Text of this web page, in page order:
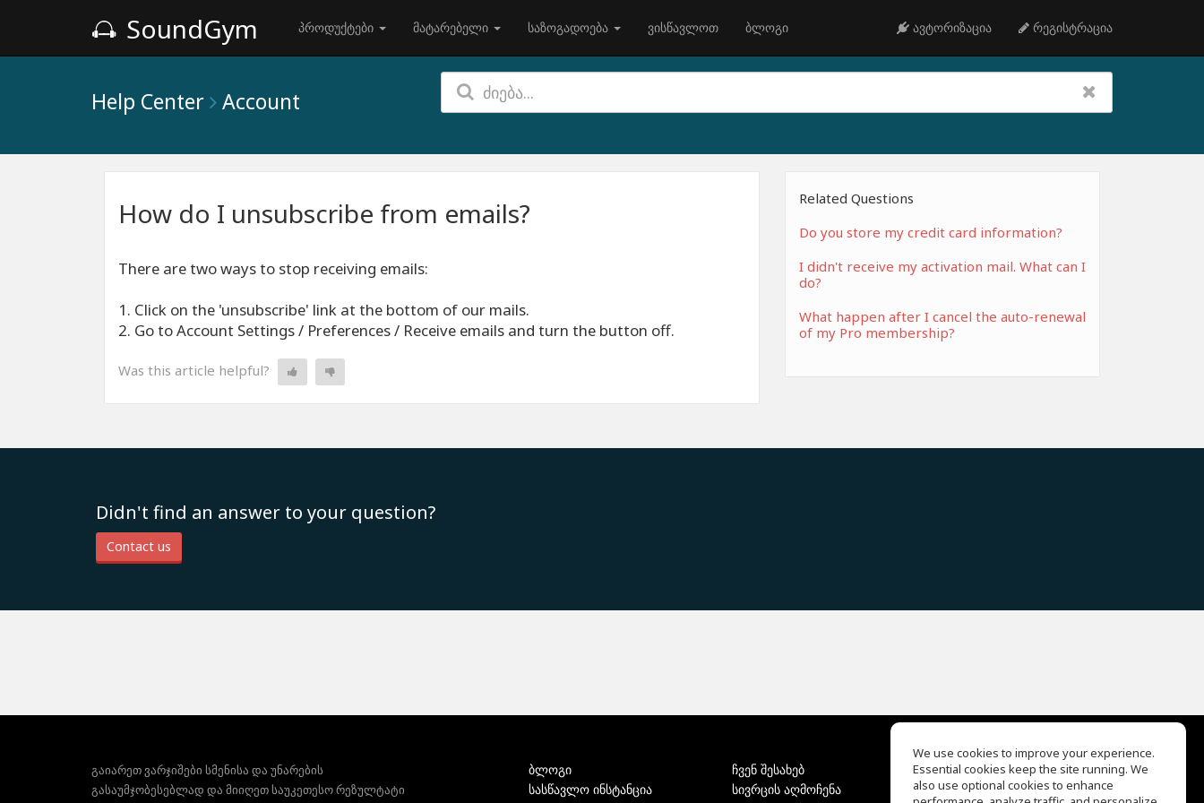
SoundGym პროდუქტები მატარებელი საზოგადოება ვისწავლოთ ბლოგი ავტორიზაცია რეგისტრაცია
Help Center Account
How do I unsubscribe from emails?
There are two ways to stop receiving emails:
1. Click on the 'unsubscribe' link at the bottom of our mails.
2. Go to Account Settings / Preferences / Receive emails and turn the button off.
Was this article helpful?
Related Questions
Do you store my credit card information?
I didn't receive my activation mail. What can I
do?
What happen after I cancel the auto-renewal
of my Pro membership?
Didn't find an answer to your question?
Contact us
გაიარეთ ვარჯიშები სმენისა და უნარების
გასაუმჯობესებლად და მიიღეთ საუკეთესო რეზულტატი
ბლოგი
სასწავლო ინსტანცია
ჩვენ შესახებ
სივრცის აღმოჩენა
EQ Ear Training
Drum Machine
We use cookies to improve your experience.
Essential cookies keep the site running. We
also use optional cookies to enhance